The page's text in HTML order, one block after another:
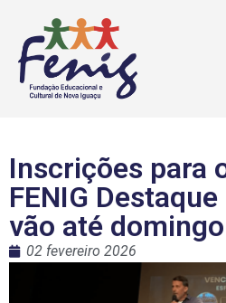
Inscrições para
FENIG
vão até
02 fevereiro 2026